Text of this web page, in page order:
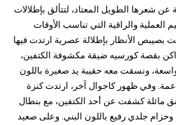
شعرها الطويل المعتاد، لتتألق بإطلالات
والراقية التي تناسب الأوقات
بصيبص الأنظار بإطلالة عصرية ارتدت فيها
بقصة كورسيه ضيقة مكشوفة الكتفين،
ونسقت معه حقيبة يد صغيرة باللون
وفي ظهور كاجوال آخر، ارتدت كنزة
مائلة كشفت عن أحد الكتفين، مع بنطال
جلدي رفيع باللون البني. وعلى صعيد